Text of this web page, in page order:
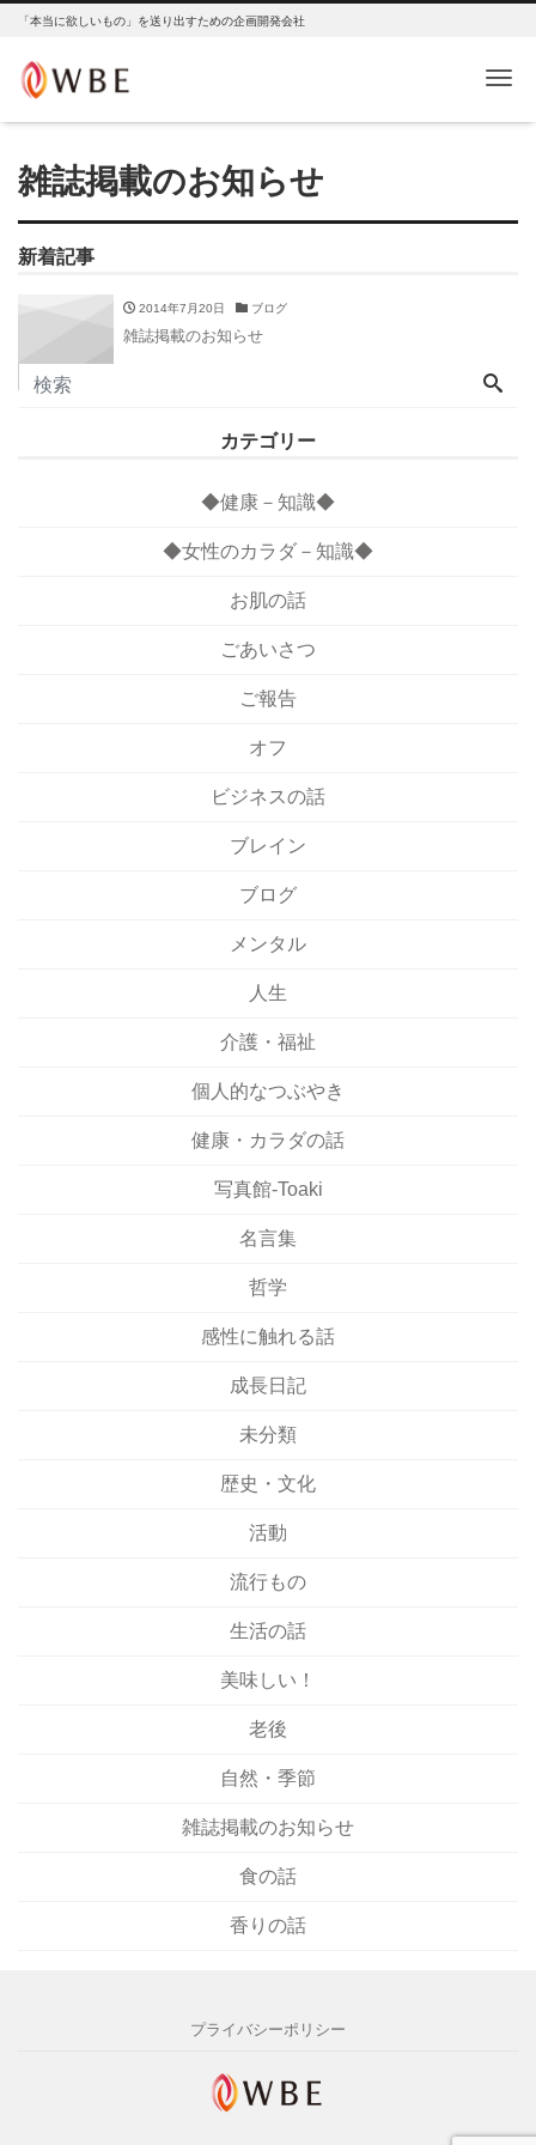
「本当に欲しいもの」を送り出すための企画開発会社
雑誌掲載のお知らせ
新着記事
2014年7月20日 ブログ
雑誌掲載のお知らせ
カテゴリー
◆健康－知識◆
◆女性のカラダ－知識◆
お肌の話
ごあいさつ
ご報告
オフ
ビジネスの話
ブレイン
ブログ
メンタル
人生
介護・福祉
個人的なつぶやき
健康・カラダの話
写真館-Toaki
名言集
哲学
感性に触れる話
成長日記
未分類
歴史・文化
活動
流行もの
生活の話
美味しい！
老後
自然・季節
雑誌掲載のお知らせ
食の話
香りの話
プライバシーポリシー